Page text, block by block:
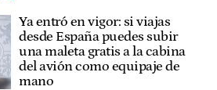
Ya entró en vigor: si viajas
desde España puedes subir
una maleta gratis a la cabina
del avión como equipaje de
mano